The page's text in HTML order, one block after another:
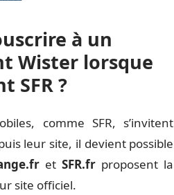
à un
Wister lorsque
SFR ?
comme SFR, s’invitent
leur site, il devient possible
etSFR.fr proposent la
site officiel.